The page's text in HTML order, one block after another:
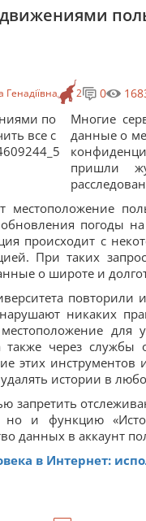
2 0
Многие
данные о
пришли
местоположение
погоды
происходит с
При таких
о широте и
никаких
через службы
этих
истории в
запретить
но и функцию
данных в аккаунт
в Интернет: